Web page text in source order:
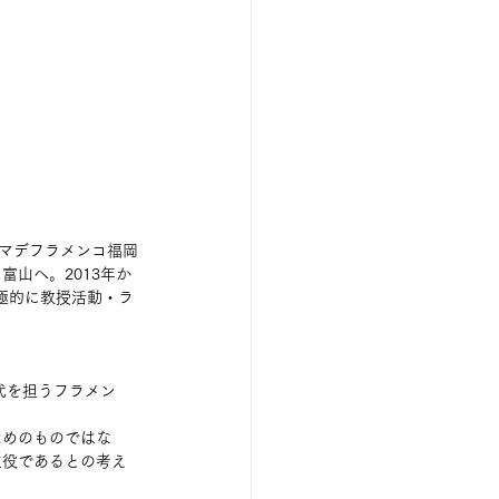
デフラメンコ福岡
山へ。2013年か
的に教授活動・ラ
を担うフラメン
のものではな
であるとの考え